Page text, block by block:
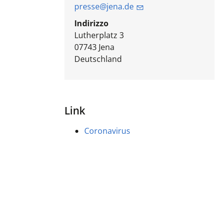
presse@jena.de
Indirizzo
Lutherplatz 3
07743 Jena
Deutschland
Link
Coronavirus